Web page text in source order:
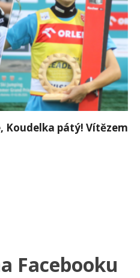
Koudelka pátý! Vítězem
Facebooku